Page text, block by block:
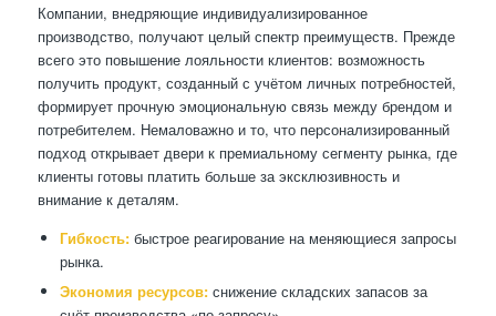
Компании, внедряющие индивидуализированное
производство, получают целый спектр преимуществ. Прежде
всего это повышение лояльности клиентов: возможность
получить продукт, созданный с учётом личных потребностей,
формирует прочную эмоциональную связь между брендом и
потребителем. Немаловажно и то, что персонализированный
подход открывает двери к премиальному сегменту рынка, где
клиенты готовы платить больше за эксклюзивность и
внимание к деталям.
Гибкость:быстрое реагирование на меняющиеся запросы
рынка.
Экономия ресурсов:снижение складских запасов за